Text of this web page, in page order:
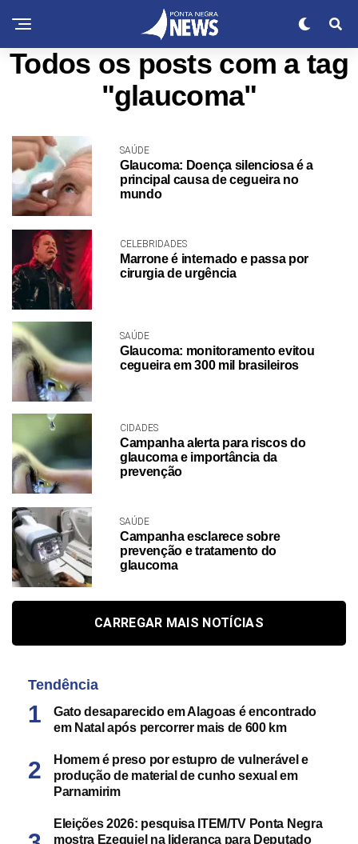
Todos os posts com a tag
"glaucoma"
SAÚDE
Glaucoma: Doença silenciosa é a
principal causa de cegueira no
mundo
CELEBRIDADES
Marrone é internado e passa por
cirurgia de urgência
SAÚDE
Glaucoma: monitoramento evitou
cegueira em 300 mil brasileiros
CIDADES
Campanha alerta para riscos do
glaucoma e importância da
prevenção
SAÚDE
Campanha esclarece sobre
prevenção e tratamento do
glaucoma
CARREGAR MAIS NOTÍCIAS
Tendência
Gato desaparecido em Alagoas é encontrado
em Natal após percorrer mais de 600 km
Homem é preso por estupro de vulnerável e
produção de material de cunho sexual em
Parnamirim
Eleições 2026: pesquisa ITEM/TV Ponta Negra
mostra Ezequiel na liderança para Deputado